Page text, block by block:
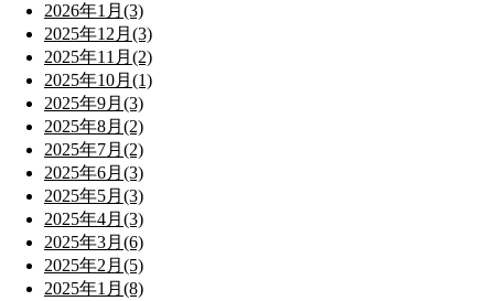
2026年1月(3)
2025年12月(3)
2025年11月(2)
2025年10月(1)
2025年9月(3)
2025年8月(2)
2025年7月(2)
2025年6月(3)
2025年5月(3)
2025年4月(3)
2025年3月(6)
2025年2月(5)
2025年1月(8)